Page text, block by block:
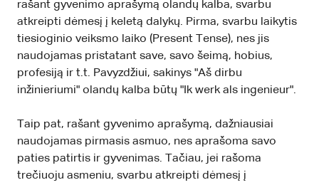
rašant gyvenimo aprašymą olandų kalba, svarbu
atkreipti dėmesį į keletą dalykų. Pirma, svarbu laikytis
tiesioginio veiksmo laiko (Present Tense), nes jis
naudojamas pristatant save, savo šeimą, hobius,
profesiją ir t.t. Pavyzdžiui, sakinys "Aš dirbu
inžinieriumi" olandų kalba būtų "Ik werk als ingenieur".
Taip pat, rašant gyvenimo aprašymą, dažniausiai
naudojamas pirmasis asmuo, nes aprašoma savo
paties patirtis ir gyvenimas. Tačiau, jei rašoma
trečiuoju asmeniu, svarbu atkreipti dėmesį į